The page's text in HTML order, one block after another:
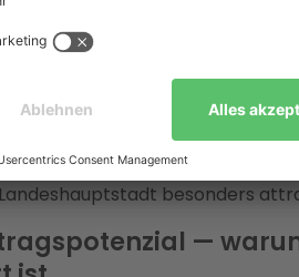
in Erfurt?
lässt sich für Erfurt klar
Sonneneinstrahlung mit
liegen — eine
besonders
—